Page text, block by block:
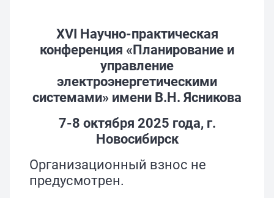
XVI Научно-практическая
конференция «Планирование и
управление
электроэнергетическими
системами» имени В.Н. Ясникова
7-8 октября 2025 года, г.
Новосибирск
Организационный взнос не
предусмотрен.